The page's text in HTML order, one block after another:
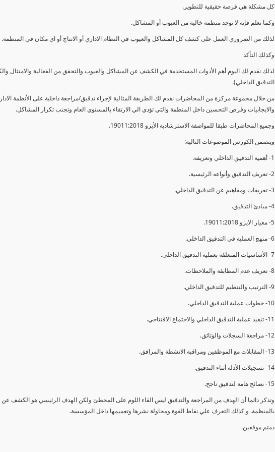
كل مشكلة هي فرصة حقيقية للتطوير.
وكما نعلم فإنه لا توجد منظمة خالية من العيوب أو المشاكل.
لذلك من الضروري العمل على كشف كل المشاكل والعيوب في النظام الاداري أو الانتاج أو اي مكان في المنظمة.
وكذلك التأكد
لذلك نقدم لك اليوم أهم الأدوات المستخدمة في الكشف عن المشاكل والعيوب والتحقق من الفعالية
التدقيق الداخلي).
من خلال مجموعة مركزة من المحاضرات نقدم لك الطريقة المثالية لإجراء تدقيق/مراجعة داخلية على الأنظمة
والايجابيات وفرص التحسين داخل المنظمة والتي تؤدي الي الارتقاء بالمستوي العام وتجنب تكرار المشاكل.
وجميع المحاضرات طبقا للمواصفة الاسترشادية الأيزو 19011:2018.
ويتضمن الكورس الموضوعات التالية:
1- أهمية التدقيق الداخلي وتعريفه.
2- تعريف التدقيق وأنواعه الرئيسية.
3- تعريفات ومفاهيم عن التدقيق الداخلي.
4- مبادئ التدقيق.
5- معيار الايزو 19011:2018.
6- منهج العملية في التدقيق الداخلي.
7- الأساسيات المتعلقة بعملية التدقيق الداخلي.
8- تعريف عدم المطابقة والملاحظات.
9- الترتيب والتنظيم للتدقيق الداخلي.
10- خطوات عملية التدقيق الداخلي.
11- تنفيذ عملية التدقيق الداخلي والاجتماع الافتتاحي.
12- مراجعة السجلات والوثائق.
13- المقابلات مع الموظفين ومراقبة الانشطة والمرافق.
14- تسجيلات الأدلة أثناء التدقيق.
15- نصائح هامة لتدقيق ناجح.
وتذكر دائما أن الهدف من المراجعة والتدقيق ليس القاء اللوم على المخطئ ولكن الهدف الرئيسي هو الكشف عن
بالمنظمة. و كذلك التعرف علي نقاط القوة ومحاولة نشرها وتعميمها داخل المؤسسة.
دمتم موفقين.